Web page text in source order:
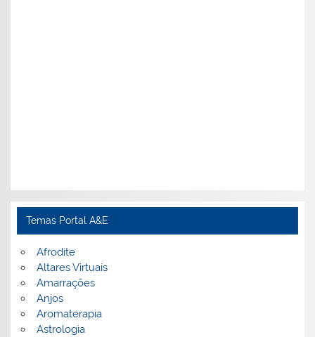
Temas Portal A&E
Afrodite
Altares Virtuais
Amarrações
Anjos
Aromaterapia
Astrologia